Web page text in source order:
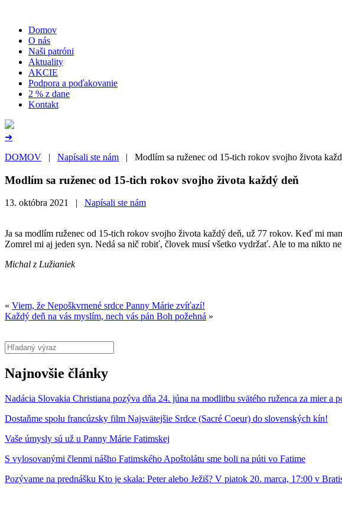
Domov
O nás
Naši patróni
Aktuality
AKCIE
Podpora a poďakovanie
2 % z dane
Kontakt
➜
DOMOV | Napísali ste nám | Modlím sa ruženec od 15-tich rokov svojho života
Modlím sa ruženec od 15-tich rokov svojho života každý deň
13. októbra 2021 | Napísali ste nám
Ja sa modlím ruženec od 15-tich rokov svojho života každý deň, už 77 rokov. Keď mi
Zomrel mi aj jeden syn. Nedá sa nič robiť, človek musí všetko vydržať. Ale to ma nikto
Michal z Lužianiek
« Viem, že Nepoškvrnené srdce Panny Márie zvíťazí!
Každý deň na vás myslím, nech vás pán Boh požehná »
Najnovšie články
Nadácia Slovakia Christiana pozýva dňa 24. júna na modlitbu svätého ruženca za mier a
Dostaňme spolu francúzsky film Najsvätejšie Srdce (Sacré Coeur) do slovenských kín!
Vaše úmysly sú už u Panny Márie Fatimskej
S vylosovanými členmi nášho Fatimského Apoštolátu sme boli na púti vo Fatime
Pozývame na prednášku Kto je skala: Peter alebo Ježiš? V piatok 20. marca, 17:00 v